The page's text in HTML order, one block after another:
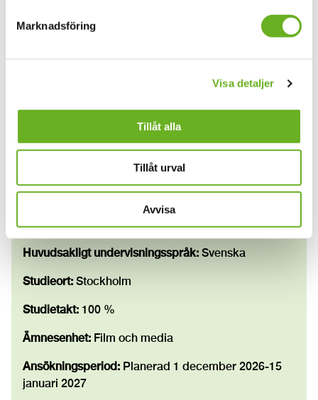
Marknadsföring
Visa detaljer
Tillåt alla
Tillåt urval
Avvisa
Studieperiod:Planerad start höstterminen 2027
Utbildningens omfattning:180 hp
Huvudsakligt undervisningsspråk: Svenska
Studieort: Stockholm
Studietakt: 100 %
Ämnesenhet: Film och media
Ansökningsperiod: Planerad 1 december 2026-15
januari 2027